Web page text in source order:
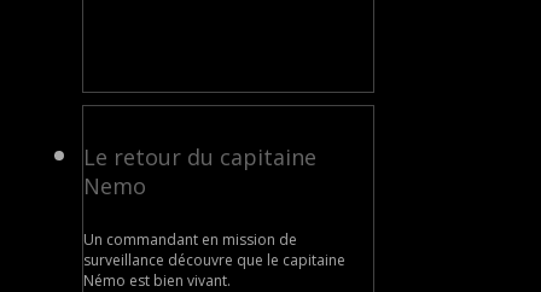
Le retour du capitaine
Nemo
Un commandant en mission de
surveillance découvre que le capitaine
Némo est bien vivant.